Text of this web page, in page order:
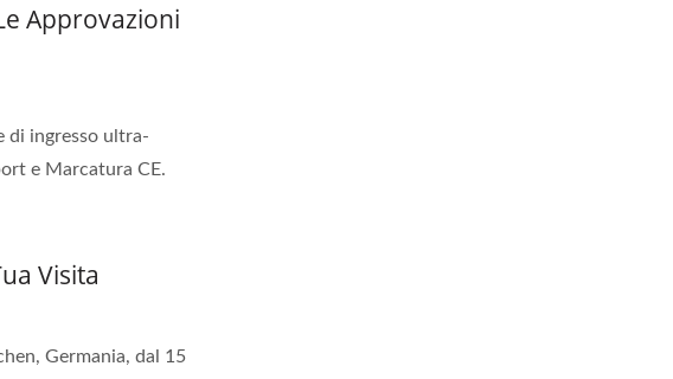
Approvazioni
di ingresso ultra-
e Marcatura CE.
Visita
Germania, dal 15